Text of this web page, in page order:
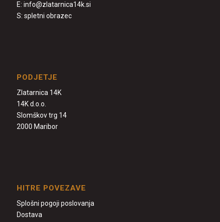
E: info@zlatarnica14k.si
S: spletni obrazec
PODJETJE
Zlatarnica 14K
14K d.o.o.
Slomškov trg 14
2000 Maribor
HITRE POVEZAVE
Splošni pogoji poslovanja
Dostava